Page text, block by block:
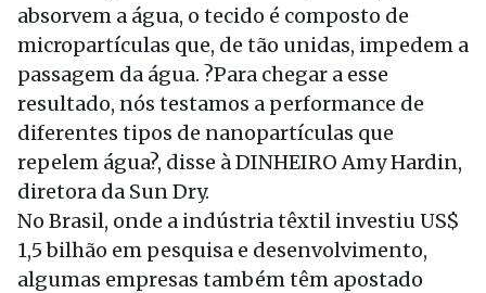
absorvem a água, o tecido é composto de
micropartículas que, de tão unidas, impedem a
passagem da água. ?Para chegar a esse
resultado, nós testamos a performance de
diferentes tipos de nanopartículas que
repelem água?, disse à DINHEIRO Amy Hardin,
diretora da Sun Dry.
No Brasil, onde a indústria têxtil investiu US$
1,5 bilhão em pesquisa e desenvolvimento,
algumas empresas também têm apostado